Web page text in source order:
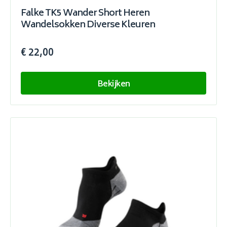
Falke TK5 Wander Short Heren
Wandelsokken Diverse Kleuren
€ 22,00
Bekijken